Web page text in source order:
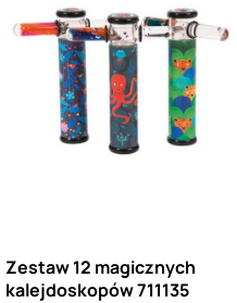
Zestaw 12 magicznych
kalejdoskopów 711135